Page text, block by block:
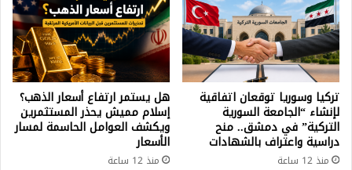
تركيا وسوريا توقعان اتفاقية
لإنشاء “الجامعة السورية
التركية” في دمشق.. منح
دراسية واعتراف بالشهادات
منذ 12 ساعة
هل يستمر ارتفاع أسعار الذهب؟
إسلام مميش يحذر المستثمرين
ويكشف العوامل الحاسمة لمسار
الأسعار
منذ 12 ساعة